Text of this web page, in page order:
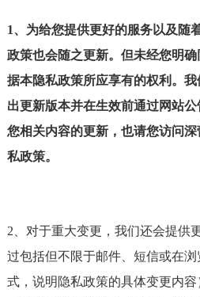
1、为给您提供更好的服务以及随
政策也会随之更新。但未经您明
据本隐私政策所应享有的权利。
出更新版本并在生效前通过网站
您相关内容的更新，也请您访问
私政策。
2、对于重大变更，我们还会提供
过包括但不限于邮件、短信或在
式，说明隐私政策的具体变更内容